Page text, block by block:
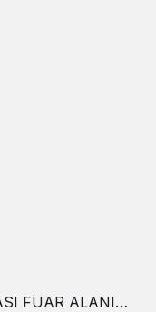
FUAR ALANI